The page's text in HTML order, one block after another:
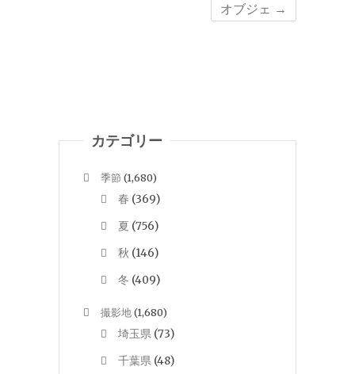
オブジェ →
カテゴリー
季節 (1,680)
春 (369)
夏 (756)
秋 (146)
冬 (409)
撮影地(1,680)
埼玉県 (73)
千葉県 (48)